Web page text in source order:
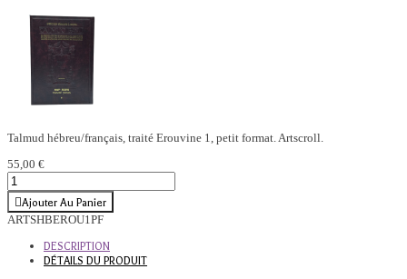
Talmud hébreu/français, traité Erouvine 1, petit format. Artscroll.
55,00 €
Ajouter Au Panier
ARTSHBEROU1PF
DESCRIPTION
DÉTAILS DU PRODUIT